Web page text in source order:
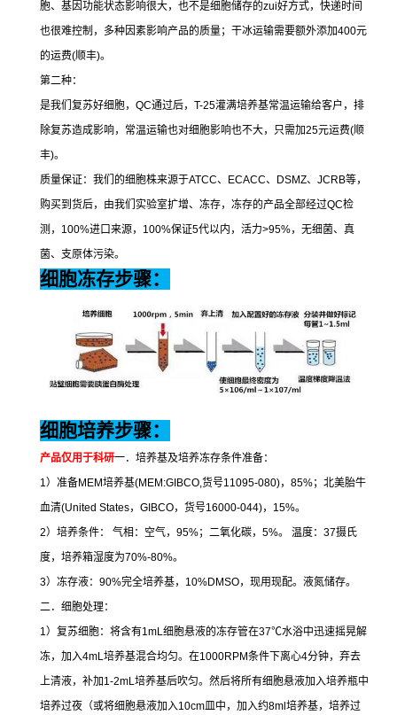
胞、基因功能状态影响很大，也不是细胞储存的zui好方式，快递时间
也很难控制，多种因素影响产品的质量；干冰运输需要额外添加400元
的运费(顺丰)。
第二种：
是我们复苏好细胞， QC通过后， T-25灌满培养基常温运输给客户，排
除复苏造成影响，常温运输也对细胞影响也不大，只需加25元运费(顺
丰)。
质量保证：我们的细胞株来源于ATCC、 ECACC、 DSMZ、 JCRB等，
购买到货后，由我们实验室扩增、冻存，冻存的产品全部经过QC检
测， 100%进口来源， 100%保证5代以内，活力>95%，无细菌、真
菌、支原体污染。
细胞冻存步骤：
细胞培养步骤：
产品仅用于科研一．培养基及培养冻存条件准备：
1 ）准备MEM培养基(MEM:GIBCO, 货号11095-080)， 85%；北美胎牛
血清(United States， GIBCO，货号16000-044)， 15%。
2）培养条件： 气相：空气， 95%；二氧化碳， 5%。 温度： 37摄氏
度，培养箱湿度为70%-80%。
3）冻存液： 90%完全培养基， 10%DMSO，现用现配。液氮储存。
二．细胞处理：
1 ）复苏细胞：将含有1mL 细胞悬液的冻存管在37℃水浴中迅速摇晃解
冻，加入4mL 培养基混合均匀。在1000RPM条件下离心4分钟，弃去
上清液，补加1-2mL 培养基后吹匀。然后将所有细胞悬液加入培养瓶中
培养过夜（或将细胞悬液加入10cm皿中，加入约8ml培养基，培养过